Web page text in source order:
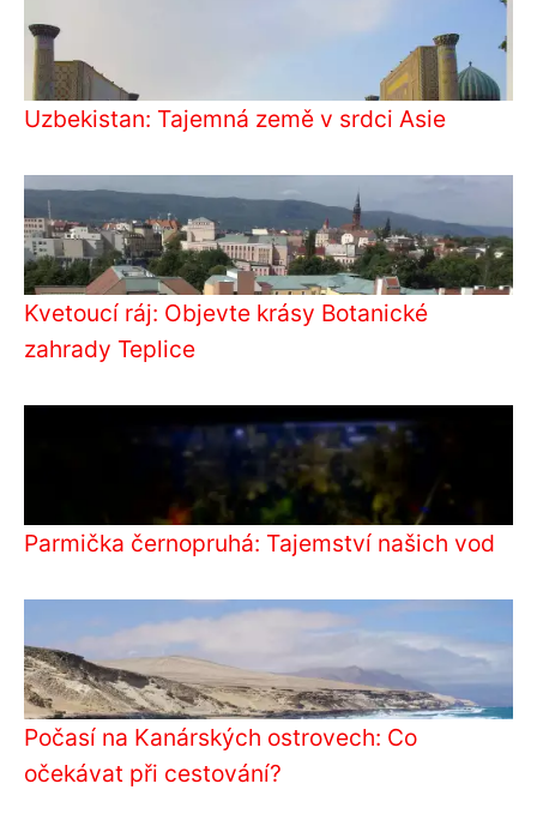
Uzbekistan: Tajemná země v srdci Asie
Kvetoucí ráj: Objevte krásy Botanické
zahrady Teplice
Parmička černopruhá: Tajemství našich vod
Počasí na Kanárských ostrovech: Co
očekávat při cestování?